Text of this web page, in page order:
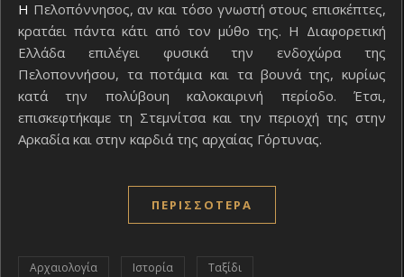
Η Πελοπόννησος, αν και τόσο γνωστή στους επισκέπτες,
κρατάει πάντα κάτι από τον μύθο της. Η Διαφορετική
Ελλάδα επιλέγει φυσικά την ενδοχώρα της
Πελοποννήσου, τα ποτάμια και τα βουνά της, κυρίως
κατά την πολύβουη καλοκαιρινή περίοδο. Έτσι,
επισκεφτήκαμε τη Στεμνίτσα και την περιοχή της στην
Αρκαδία και στην καρδιά της αρχαίας Γόρτυνας.
ΠΕΡΙΣΣΌΤΕΡΑ
Αρχαιολογία Ιστορία Ταξίδι